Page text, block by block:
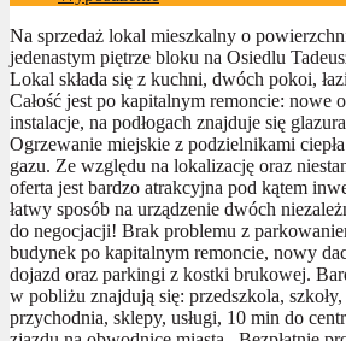
Na sprzedaż lokal mieszkalny o
jedenastym piętrze bloku na Osiedlu
Lokal składa się z kuchni, dwóch pokoi,
Całość jest po kapitalnym remoncie: nowe
instalacje, na podłogach znajduje się
Ogrzewanie miejskie z podzielnikami
gazu. Ze względu na lokalizację oraz
oferta jest bardzo atrakcyjna pod kątem
łatwy sposób na urządzenie dwóch
do negocjacji! Brak problemu z
budynek po kapitalnym remoncie, nowy
dojazd oraz parkingi z kostki brukowej.
w pobliżu znajdują się: przedszkola,
przychodnia, sklepy, usługi, 10 min do